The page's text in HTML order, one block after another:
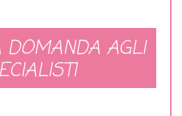
DOMANDA AGLI